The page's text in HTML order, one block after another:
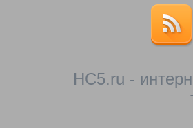
HC5.ru -